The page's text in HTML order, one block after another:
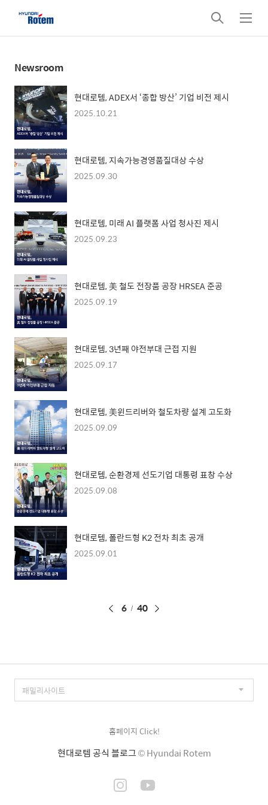
검
색
메
뉴
Newsroom
현대로템, ADEX서 ‘종합 방산’ 기업 비전 제시
2025.10.21
현대로템, 지속가능경영품질대상 수상
2025.09.30
현대로템, 미래 AI 플랫폼 사업 청사진 제시
2025.09.23
현대로템, 美 철도 전장품 공장 HRSEA 준공
2025.09.19
현대로템, 3년째 야전부대 근접 지원
2025.09.17
현대로템, 美윈드리버와 철도차량 설계 고도화
2025.09.09
현대로템, 순환경제 선도기업 대통령 표창 수상
2025.09.08
현대로템, 폴란드형 K2 전차 최초 공개
2025.09.01
페
6 40
홈페이지 Click!
현대로템 공식 블로그© Hyundai Rotem